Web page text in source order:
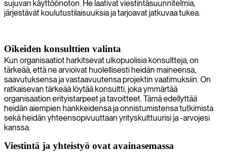
sujuvan käyttöönoton. He laativat viestintäsuunnitelmia,
järjestävät koulutustilaisuuksia ja tarjoavat jatkuvaa tukea.
Oikeiden konsulttien valinta
Kun organisaatiot harkitsevat ulkopuolisia konsultteja, on
tärkeää, että ne arvioivat huolellisesti heidän maineensa,
saavutuksensa ja vastaavuutensa projektin vaatimuksiin. On
ratkaisevan tärkeää löytää konsultti, joka ymmärtää
organisaation erityistarpeet ja tavoitteet. Tämä edellyttää
heidän aiempien hankkeidensa ja onnistumistensa tutkimista
sekä heidän yhteensopivuuttaan yrityskulttuurisi ja -arvojesi
kanssa.
Viestintä ja yhteistyö ovat avainasemassa